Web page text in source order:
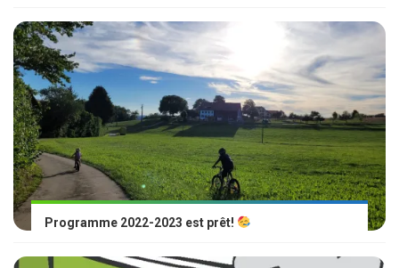
Programme 2022-2023 est prêt!